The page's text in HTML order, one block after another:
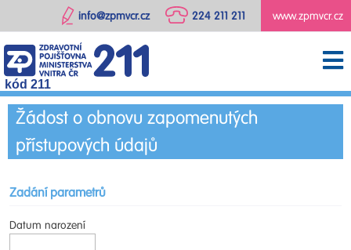
www.zpmvcr.cz
224 211 211
info@zpmvcr.cz
kód 211
Žádost o obnovu zapomenutých
přístupových údajů
Zadání parametrů
Datum narození